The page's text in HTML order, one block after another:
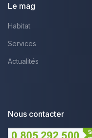
Le mag
Habitat
Services
Actualités
Nous contacter